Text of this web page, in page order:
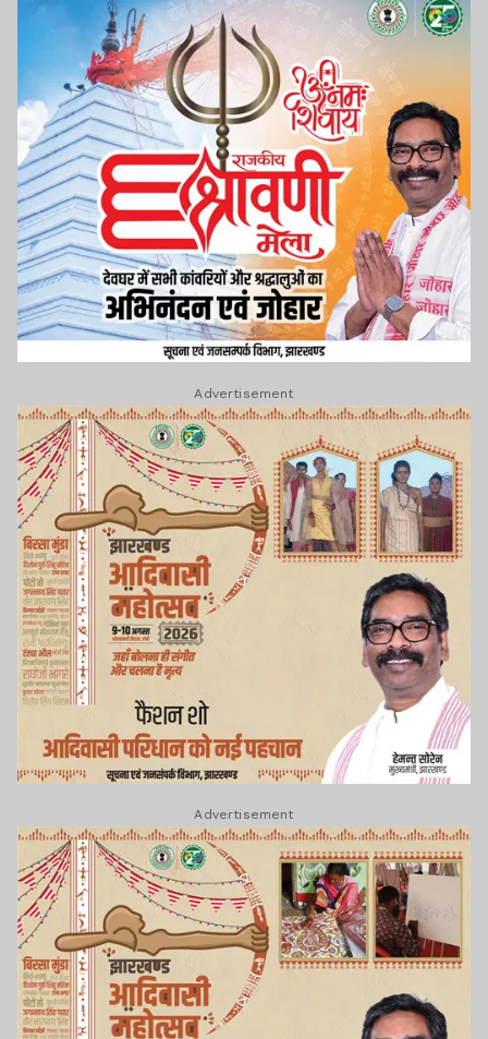
Advertisement
Advertisement